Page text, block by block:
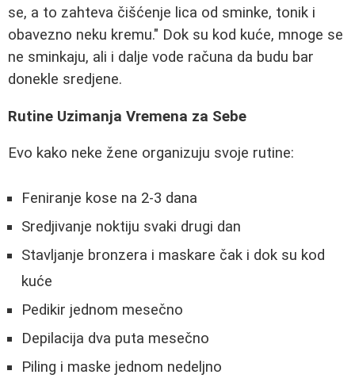
se, a to zahteva čišćenje lica od sminke, tonik i
obavezno neku kremu." Dok su kod kuće, mnoge se
ne sminkaju, ali i dalje vode računa da budu bar
donekle sredjene.
Rutine Uzimanja Vremena za Sebe
Evo kako neke žene organizuju svoje rutine:
Feniranje kose na 2-3 dana
Sredjivanje noktiju svaki drugi dan
Stavljanje bronzera i maskare čak i dok su kod
kuće
Pedikir jednom mesečno
Depilacija dva puta mesečno
Piling i maske jednom nedeljno